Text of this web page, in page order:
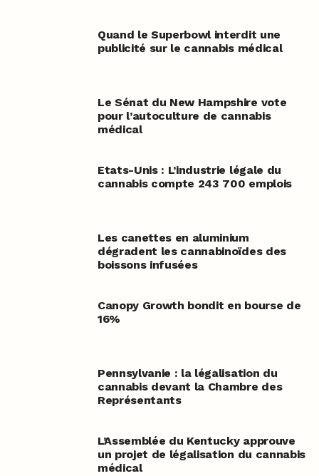
Quand le Superbowl interdit une
publicité sur le cannabis médical
Le Sénat du New Hampshire vote
pour l’autoculture de cannabis
médical
Etats-Unis : L’industrie légale du
cannabis compte 243 700 emplois
Les canettes en aluminium
dégradent les cannabinoïdes des
boissons infusées
Canopy Growth bondit en bourse de
16%
Pennsylvanie : la légalisation du
cannabis devant la Chambre des
Représentants
L’Assemblée du Kentucky approuve
un projet de légalisation du cannabis
médical